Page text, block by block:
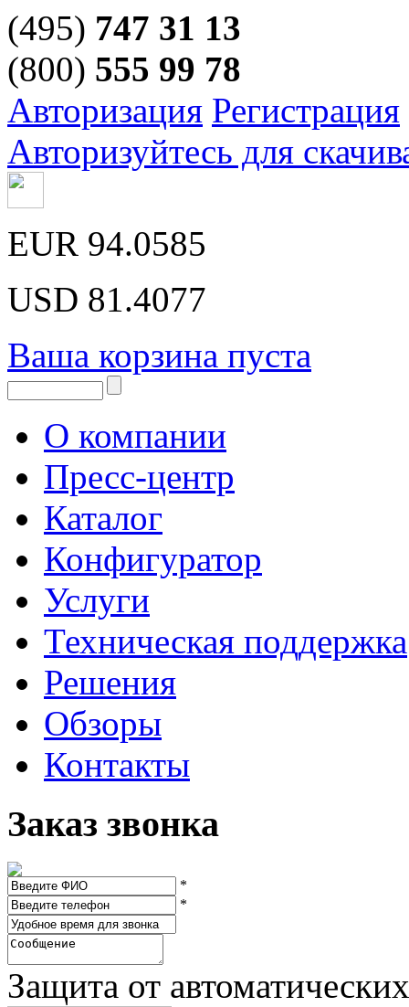
(495) 747 31 13
(800) 555 99 78
Авторизация Регистрация
Авторизуйтесь для
EUR 94.0585
USD 81.4077
Ваша корзина пуста
О компании
Пресс-центр
Каталог
Конфигуратор
Услуги
Техническая поддержка
Решения
Обзоры
Контакты
Заказ звонка
*
*
Защита от